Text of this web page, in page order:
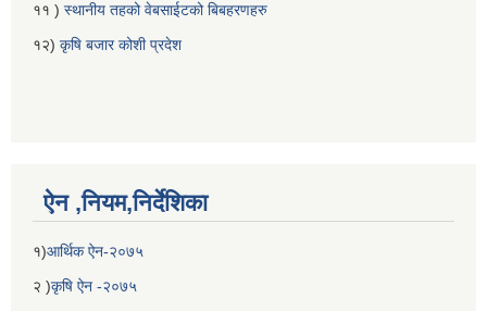
११ ) स्थानीय तहको वेबसाईटको बिबहरणहरु
१२) कृषि बजार कोशी प्रदेश
ऐन ,नियम,निर्देशिका
१)आर्थिक ऐन-२०७५
२ )कृषि ऐन -२०७५